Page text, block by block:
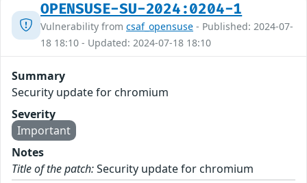
OPENSUSE-SU-2024:0204-1
Vulnerability from csaf_opensuse - Published: 2024-07-
18 18:10 - Updated: 2024-07-18 18:10
Summary
Security update for chromium
Severity
Important
Notes
Title of the patch:Security update for chromium